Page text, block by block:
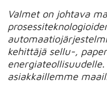
Valmet on johtava
kehittäjä sellu-,
asiakkaillemme